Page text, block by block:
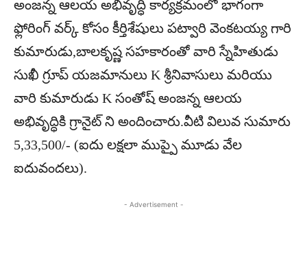
అంజన్న ఆలయ అభివృద్ధి కార్యక్రమంలో భాగంగా
ఫ్లోరింగ్ వర్క్ కోసం కీర్తిశేషులు పట్వారి వెంకటయ్య గారి
కుమారుడు,బాలకృష్ణ సహకారంతో వారి స్నేహితుడు
సుఖీ గ్రూప్ యజమానులు K శ్రీనివాసులు మరియు
వారి కుమారుడు K సంతోష్ అంజన్న ఆలయ
అభివృద్ధికి గ్రానైట్ ని అందించారు.వీటి విలువ సుమారు
5,33,500/- (ఐదు లక్షలా ముప్పై మూడు వేల
ఐదువందలు).
- Advertisement -